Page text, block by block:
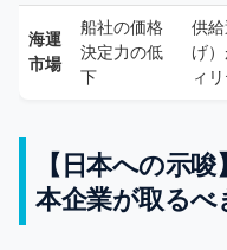
海運
市場
船社の価格
決定力の低
下
供
げ
ィ
【日本への示
本企業が取るべ